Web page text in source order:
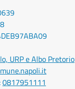
URP e Albo Pretorio
0817951111